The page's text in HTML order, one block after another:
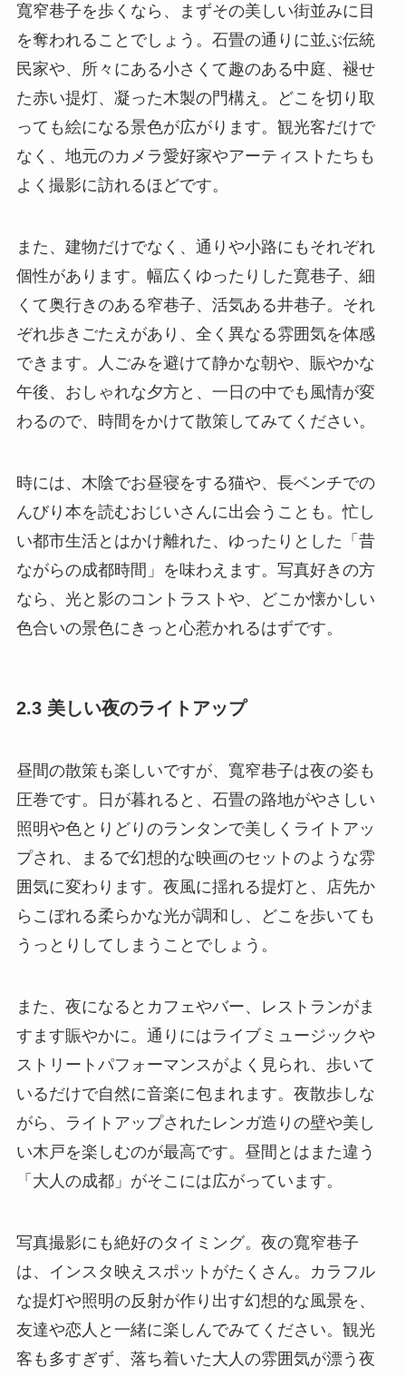
寬窄巷子を歩くなら、まずその美しい街並みに目
を奪われることでしょう。石畳の通りに並ぶ伝統
民家や、所々にある小さくて趣のある中庭、褪せ
た赤い提灯、凝った木製の門構え。どこを切り取
っても絵になる景色が広がります。観光客だけで
なく、地元のカメラ愛好家やアーティストたちも
よく撮影に訪れるほどです。
また、建物だけでなく、通りや小路にもそれぞれ
個性があります。幅広くゆったりした寛巷子、細
くて奥行きのある窄巷子、活気ある井巷子。それ
ぞれ歩きごたえがあり、全く異なる雰囲気を体感
できます。人ごみを避けて静かな朝や、賑やかな
午後、おしゃれな夕方と、一日の中でも風情が変
わるので、時間をかけて散策してみてください。
時には、木陰でお昼寝をする猫や、長ベンチでの
んびり本を読むおじいさんに出会うことも。忙し
い都市生活とはかけ離れた、ゆったりとした「昔
ながらの成都時間」を味わえます。写真好きの方
なら、光と影のコントラストや、どこか懐かしい
色合いの景色にきっと心惹かれるはずです。
2.3 美しい夜のライトアップ
昼間の散策も楽しいですが、寬窄巷子は夜の姿も
圧巻です。日が暮れると、石畳の路地がやさしい
照明や色とりどりのランタンで美しくライトアッ
プされ、まるで幻想的な映画のセットのような雰
囲気に変わります。夜風に揺れる提灯と、店先か
らこぼれる柔らかな光が調和し、どこを歩いても
うっとりしてしまうことでしょう。
また、夜になるとカフェやバー、レストランがま
すます賑やかに。通りにはライブミュージックや
ストリートパフォーマンスがよく見られ、歩いて
いるだけで自然に音楽に包まれます。夜散歩しな
がら、ライトアップされたレンガ造りの壁や美し
い木戸を楽しむのが最高です。昼間とはまた違う
「大人の成都」がそこには広がっています。
写真撮影にも絶好のタイミング。夜の寬窄巷子
は、インスタ映えスポットがたくさん。カラフル
な提灯や照明の反射が作り出す幻想的な風景を、
友達や恋人と一緒に楽しんでみてください。観光
客も多すぎず、落ち着いた大人の雰囲気が漂う夜